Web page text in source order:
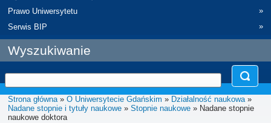
Prawo Uniwersytetu
»
Serwis BIP
»
Wyszukiwanie
Strona główna» O Uniwersytecie Gdańskim » Działalność naukowa»
Nadane stopnie i tytuły naukowe » Stopnie naukowe » Nadane stopnie
naukowe doktora